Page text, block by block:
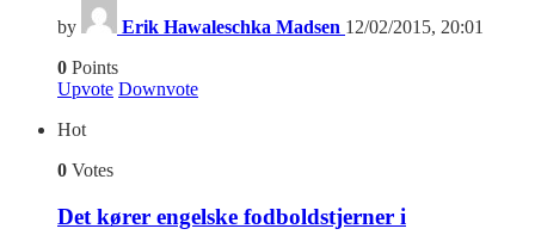
by Erik Hawaleschka Madsen 12/02/2015, 20:01
0 Points
Upvote Downvote
Hot
0 Votes
Det kører engelske fodboldstjerner i